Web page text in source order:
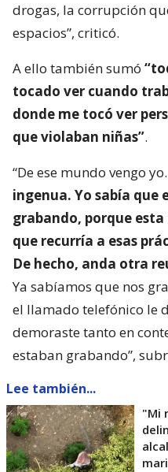
drogas, la corrupción
espacios”, criticó.
A ello también sumó
tocado ver cuando
donde me tocó ver
que violaban niñas”.
“De ese mundo vengo
ingenua. Yo sabía que
grabando, porque
que recurría a esas
De hecho, anda otra
Ya sabíamos que nos
el llamado telefónico le
demoraste tanto en
estaban grabando”,
Lee también...
"Mi